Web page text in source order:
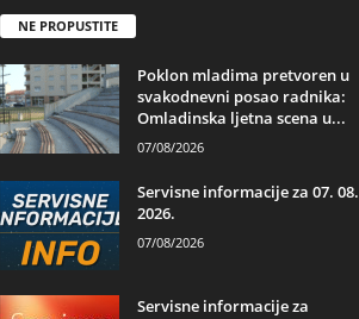
NE PROPUSTITE
Poklon mladima pretvoren u
svakodnevni posao radnika:
Omladinska ljetna scena u...
07/08/2026
Servisne informacije za 07. 08.
2026.
07/08/2026
Servisne informacije za